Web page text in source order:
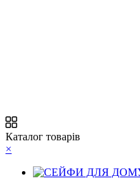
Каталог товарів
×